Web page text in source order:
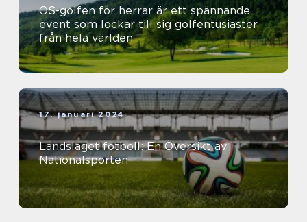
OS-golfen för herrar är ett spännande
event som lockar till sig golfentusiaster
från hela världen
17. januari 2024
Landslaget fotboll: En Översikt av
Nationalsporten